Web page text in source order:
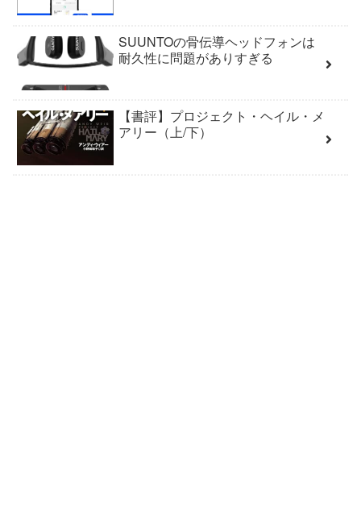
SUUNTOの骨伝導ヘッドフォンは
耐久性に問題がありすぎる
【書評】プロジェクト・ヘイル・メ
アリー（上/下）